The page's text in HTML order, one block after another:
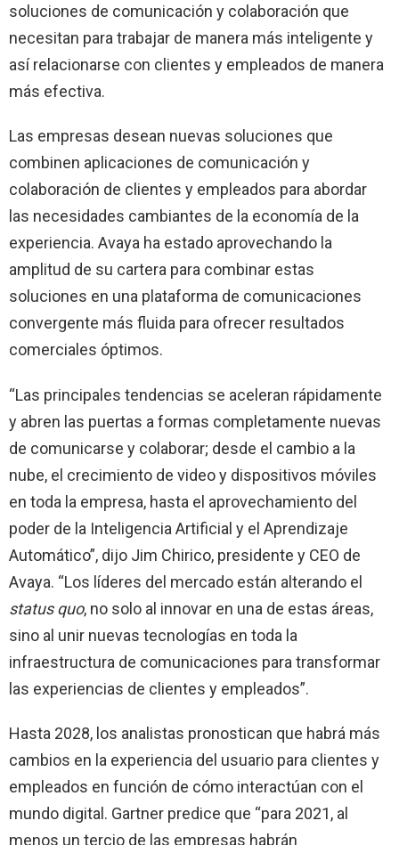
soluciones de comunicación y colaboración que
necesitan para trabajar de manera más inteligente y
así relacionarse con clientes y empleados de manera
más efectiva.
Las empresas desean nuevas soluciones que
combinen aplicaciones de comunicación y
colaboración de clientes y empleados para abordar
las necesidades cambiantes de la economía de la
experiencia. Avaya ha estado aprovechando la
amplitud de su cartera para combinar estas
soluciones en una plataforma de comunicaciones
convergente más fluida para ofrecer resultados
comerciales óptimos.
“Las principales tendencias se aceleran rápidamente
y abren las puertas a formas completamente nuevas
de comunicarse y colaborar; desde el cambio a la
nube, el crecimiento de video y dispositivos móviles
en toda la empresa, hasta el aprovechamiento del
poder de la Inteligencia Artificial y el Aprendizaje
Automático”, dijo Jim Chirico, presidente y CEO de
Avaya. “Los líderes del mercado están alterando el
status quo, no solo al innovar en una de estas áreas,
sino al unir nuevas tecnologías en toda la
infraestructura de comunicaciones para transformar
las experiencias de clientes y empleados”.
Hasta 2028, los analistas pronostican que habrá más
cambios en la experiencia del usuario para clientes y
empleados en función de cómo interactúan con el
mundo digital. Gartner predice que “para 2021, al
menos un tercio de las empresas habrán